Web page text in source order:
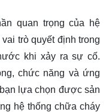
quan trọng của hệ
trò quyết định trong
khi xảy ra sự cố.
chức năng và ứng
lựa chọn được sản
hệ thống chữa cháy